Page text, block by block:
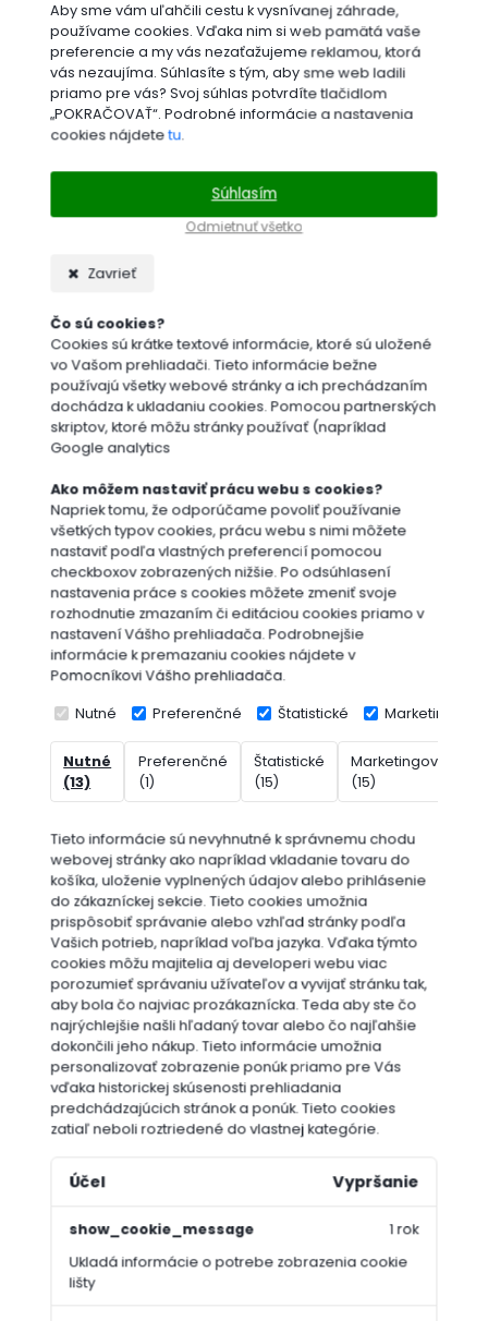
Aby sme vám uľahčili cestu k vysnívanej záhrade,
používame cookies. Vďaka nim si web pamätá vaše
preferencie a my vás nezaťažujeme reklamou, ktorá
vás nezaujíma. Súhlasíte s tým, aby sme web ladili
priamo pre vás? Svoj súhlas potvrdíte tlačidlom
„POKRAČOVAŤ“. Podrobné informácie a nastavenia
cookies nájdetetu.
Odmietnuť všetko
Súhlasím
Zavrieť
Čo sú cookies?
Cookies sú krátke textové informácie, ktoré sú uložené
vo Vašom prehliadači. Tieto informácie bežne
používajú všetky webové stránky a ich prechádzaním
dochádza k ukladaniu cookies. Pomocou partnerských
skriptov, ktoré môžu stránky používať (napríklad
Google analytics
Ako môžem nastaviť prácu webu s cookies?
Napriek tomu, že odporúčame povoliť používanie
všetkých typov cookies, prácu webu s nimi môžete
nastaviť podľa vlastných preferencií pomocou
checkboxov zobrazených nižšie. Po odsúhlasení
nastavenia práce s cookies môžete zmeniť svoje
rozhodnutie zmazaním či editáciou cookies priamo v
nastavení Vášho prehliadača. Podrobnejšie
informácie k premazaniu cookies nájdete v
Pomocníkovi Vášho prehliadača.
Nutné Preferenčné Štatistické Marketingové
Nutné
(13)
Preferenčné
(1)
Štatistické
(15)
Marketingové
(15)
Tieto informácie sú nevyhnutné k správnemu chodu
webovej stránky ako napríklad vkladanie tovaru do
košíka, uloženie vyplnených údajov alebo prihlásenie
do zákazníckej sekcie. Tieto cookies umožnia
prispôsobiť správanie alebo vzhľad stránky podľa
Vašich potrieb, napríklad voľba jazyka. Vďaka týmto
cookies môžu majitelia aj developeri webu viac
porozumieť správaniu užívateľov a vyvijať stránku tak,
aby bola čo najviac prozákaznícka. Teda aby ste čo
najrýchlejšie našli hľadaný tovar alebo čo najľahšie
dokončili jeho nákup. Tieto informácie umožnia
personalizovať zobrazenie ponúk priamo pre Vás
vďaka historickej skúsenosti prehliadania
predchádzajúcich stránok a ponúk. Tieto cookies
zatiaľ neboli roztriedené do vlastnej kategórie.
Účel Vypršanie
show_cookie_message
Ukladá informácie o potrebe zobrazenia cookie
lišty
1 rok